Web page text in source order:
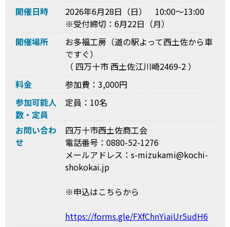
開催日時
2026年6月28日（日） 10:00～13:00
※受付締切：6月22日（月）
開催場所
お多福工房（道の駅よって西土佐から車
ですぐ）
（ 四万十市 西土佐江川崎2469-2 ）
料金
参加費：3,000円
参加可能人
数・定員
定員：10名
お問い合わ
せ
四万十市西土佐商工会
電話番号：0880-52-1276
メールアドレス：s-mizukami@kochi-
shokokai.jp
※申込はこちらから
https://forms.gle/FXfChnYiaiUr5udH6